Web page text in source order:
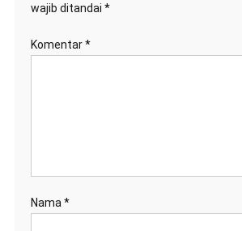
wajib ditandai *
Komentar*
Nama *